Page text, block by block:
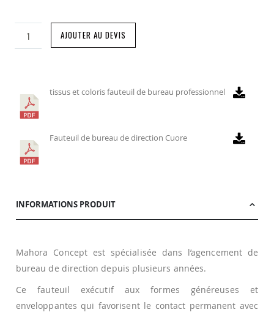
AJOUTER AU DEVIS
tissus et coloris fauteuil de bureau professionnel
Fauteuil de bureau de direction Cuore
INFORMATIONS PRODUIT
Mahora Concept est spécialisée dans l’agencement de
bureau de direction depuis plusieurs années.
Ce fauteuil exécutif aux formes généreuses et
enveloppantes qui favorisent le contact permanent avec